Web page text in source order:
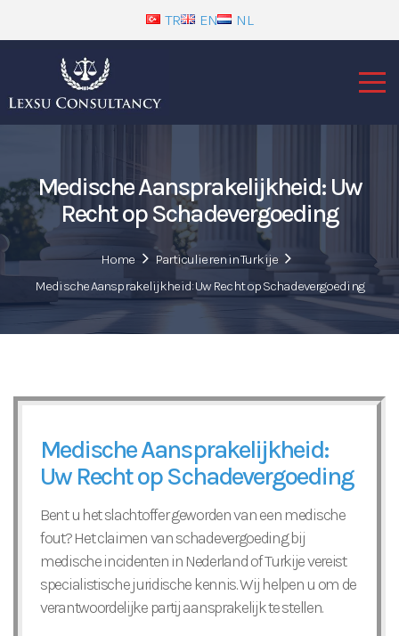
TR EN NL
Medische Aansprakelijkheid: Uw
Recht op Schadevergoeding
Home
Particulieren in Turkije
Medische Aansprakelijkheid: Uw Recht op Schadevergoeding
Medische Aansprakelijkheid:
Uw Recht op Schadevergoeding
Bent u het slachtoffer geworden van een medische
fout? Het claimen van schadevergoeding bij
medische incidenten in Nederland of Turkije vereist
specialistische juridische kennis. Wij helpen u om de
verantwoordelijke partij aansprakelijk te stellen.